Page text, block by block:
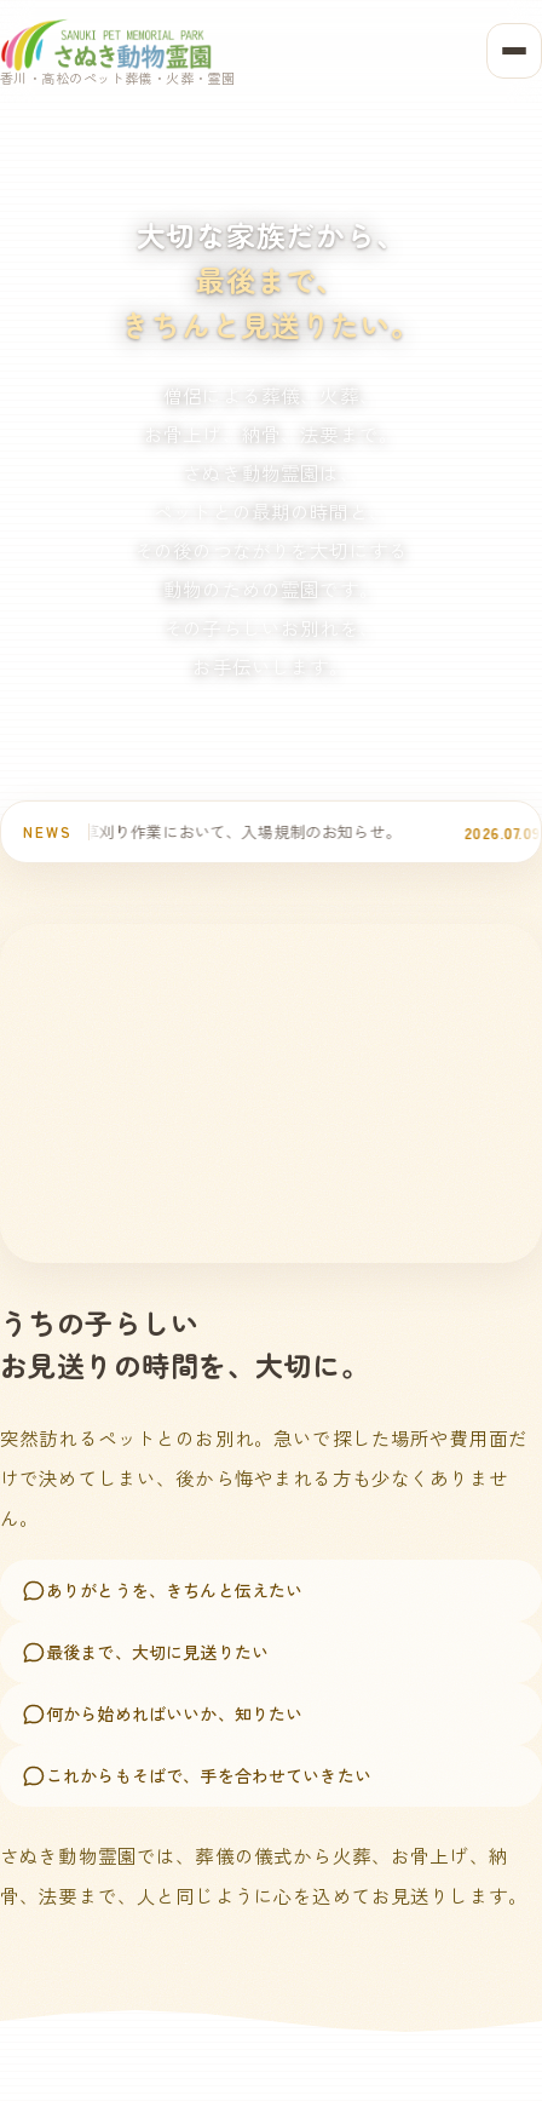
香川・高松のペット葬儀・火葬・霊園
大切な家族だから、
最後まで、
きちんと見送りたい。
僧侶による葬儀、火葬、
お骨上げ、納骨、法要まで。
さぬき動物霊園は、
ペットとの最期の時間と、
その後のつながりを大切にする
動物のための霊園です。
その子らしいお別れを、
お手伝いします。
NEWS
作業において、入場規制のお知らせ。 2026.07.09 盂蘭盆法要
うちの子らしい
お見送りの時間を、大切に。
突然訪れるペットとのお別れ。急いで探した場所や費用面だ
けで決めてしまい、後から悔やまれる方も少なくありませ
ん。
ありがとうを、きちんと伝えたい
最後まで、大切に見送りたい
何から始めればいいか、知りたい
これからもそばで、手を合わせていきたい
さぬき動物霊園では、葬儀の儀式から火葬、お骨上げ、納
骨、法要まで、人と同じように心を込めてお見送りします。